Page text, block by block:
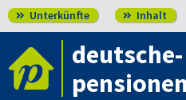
 Unterkünfte  Inhalt
deutsche-